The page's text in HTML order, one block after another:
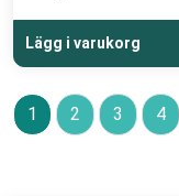
Lägg i varukorg
1 2 3 4